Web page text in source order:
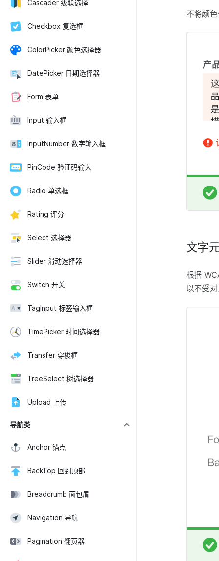
Cascader 级联选择
Checkbox 复选框
ColorPicker 颜色选择器
DatePicker 日期选择器
Form 表单
Input 输入框
InputNumber 数字输入框
PinCode 验证码输入
Radio 单选框
Rating 评分
Select 选择器
Slider 滑动选择器
Switch 开关
TagInput 标签输入框
TimePicker 时间选择器
Transfer 穿梭框
TreeSelect 树选择器
Upload 上传
导航类
Anchor 锚点
BackTop 回到顶部
Breadcrumb 面包屑
Navigation 导航
Pagination 翻页器
不将颜
文字
根据
以不受